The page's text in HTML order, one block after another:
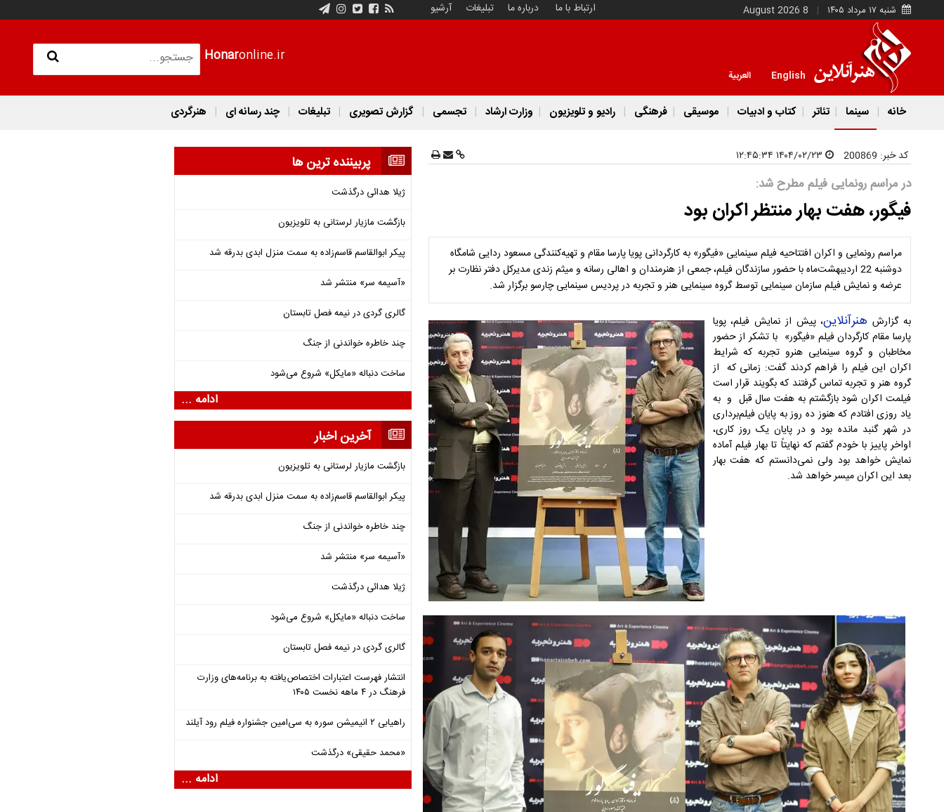
شنبه ۱۷ مرداد ۱۴۰۵ 8 August 2026 ارتباط با ما درباره ما تبلیغات آرشیو
Honaronline.ir
English العربية
خانه سینما تئاتر کتاب و ادبیات موسیقی فرهنگی رادیو و تلویزیون وزارت ارشاد تجسمی گزارش تصویری تبلیغات چند رسانه ای هنرگردی
کد خبر: 200869
در مراسم رونمایی فیلم مطرح شد:
فیگور، هفت بهار منتظر اکران بود
مراسم رونمایی و اکران افتتاحیه فیلم سینمایی «فیگور» به کارگردانی پویا پارسا مقام و تهیه‌کنندگی مسعود ردایی شامگاه
دوشنبه 22 اردیبهشت‌ماه با حضور سازندگان فیلم، جمعی از هنرمندان و اهالی رسانه و میثم زندی مدیرکل دفتر نظارت بر
عرضه و نمایش فیلم سازمان سینمایی توسط گروه سینمایی هنر و تجربه در پردیس سینمایی چارسو برگزار شد.
به گزارش هنرآنلاین، پیش از نمایش فیلم، پویا
پارسا مقام کارگردان فیلم «فیگور» با تشکر از حضور
مخاطبان و گروه سینمایی هنرو تجربه که شرایط
اکران این فیلم را فراهم کردند گفت: زمانی که از
گروه هنر و تجربه تماس گرفتند که بگویند قرار است
فیلمت اکران شود بازگشتم به هفت سال قبل و به
یاد روزی افتادم که هنوز ده روز به پایان فیلم‌برداری
در شهر گنبد مانده بود و در پایان یک روز کاری،
اواخر پاییز با خودم گفتم که نهایتاً تا بهار فیلم آماده
نمایش خواهد بود ولی نمی‌دانستم که هفت بهار
بعد این اکران میسر خواهد شد.
پربیننده ترین ها
ژیلا هدائی درگذشت
بازگشت مازیار لرستانی به تلویزیون
پیکر ابوالقاسم قاسم‌زاده به سمت منزل ابدی بدرقه شد
«آسیمه سر» منتشر شد
گالری گردی در نیمه فصل تابستان
چند خاطره خواندنی از جنگ
ساخت دنباله «مایکل» شروع می‌شود
ادامه ...
آخرین اخبار
بازگشت مازیار لرستانی به تلویزیون
پیکر ابوالقاسم قاسم‌زاده به سمت منزل ابدی بدرقه شد
چند خاطره خواندنی از جنگ
«آسیمه سر» منتشر شد
ژیلا هدائی درگذشت
ساخت دنباله «مایکل» شروع می‌شود
گالری گردی در نیمه فصل تابستان
انتشار فهرست اعتبارات اختصاص‌یافته به برنامه‌های وزارت
فرهنگ در ۴ ماهه نخست ۱۴۰۵
راهیابی ۲ انیمیشن سوره به سی‌امین جشنواره فیلم رود آیلند
«محمد حقیقی» درگذشت
ادامه ...